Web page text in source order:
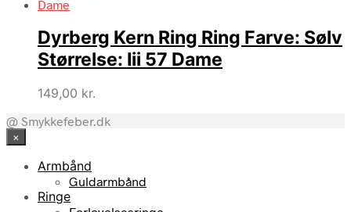
799,00 kr..299,40 kr..
Dyrberg Kern Ring Ring Farve: Sølv
Størrelse: Iii 57 Dame
149,00 kr.
@ Smykkefeber.dk
×
Armbånd
Guldarmbånd
Ringe